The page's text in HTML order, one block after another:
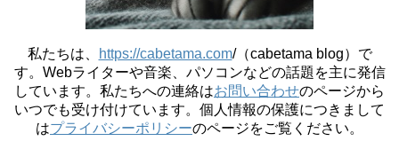
私たちは、 https://cabetama.com/（cabetama blog）で
す。 Webライターや音楽、パソコンなどの話題を主に発信
しています。私たちへの連絡はお問い合わせのページから
いつでも受け付けています。個人情報の保護につきまして
はプライバシーポリシーのページをご覧ください。